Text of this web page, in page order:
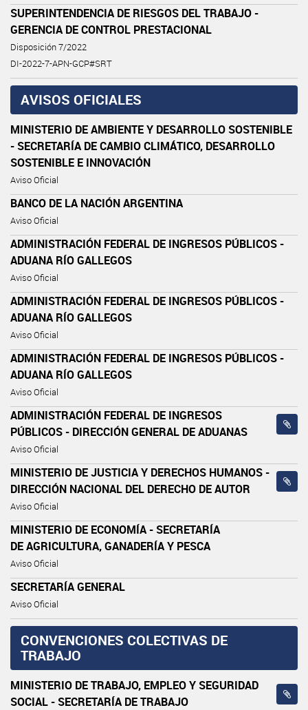
SUPERINTENDENCIA DE RIESGOS DEL TRABAJO -
GERENCIA DE CONTROL PRESTACIONAL
Disposición 7/2022
DI-2022-7-APN-GCP#SRT
AVISOS OFICIALES
MINISTERIO DE AMBIENTE Y DESARROLLO SOSTENIBLE
- SECRETARÍA DE CAMBIO CLIMÁTICO, DESARROLLO
SOSTENIBLE E INNOVACIÓN
Aviso Oficial
BANCO DE LA NACIÓN ARGENTINA
Aviso Oficial
ADMINISTRACIÓN FEDERAL DE INGRESOS PÚBLICOS -
ADUANA RÍO GALLEGOS
Aviso Oficial
ADMINISTRACIÓN FEDERAL DE INGRESOS PÚBLICOS -
ADUANA RÍO GALLEGOS
Aviso Oficial
ADMINISTRACIÓN FEDERAL DE INGRESOS PÚBLICOS -
ADUANA RÍO GALLEGOS
Aviso Oficial
ADMINISTRACIÓN FEDERAL DE INGRESOS
PÚBLICOS - DIRECCIÓN GENERAL DE ADUANAS
Aviso Oficial
MINISTERIO DE JUSTICIA Y DERECHOS HUMANOS -
DIRECCIÓN NACIONAL DEL DERECHO DE AUTOR
Aviso Oficial
MINISTERIO DE ECONOMÍA - SECRETARÍA
DE AGRICULTURA, GANADERÍA Y PESCA
Aviso Oficial
SECRETARÍA GENERAL
Aviso Oficial
CONVENCIONES COLECTIVAS DE
TRABAJO
MINISTERIO DE TRABAJO, EMPLEO Y SEGURIDAD
SOCIAL - SECRETARÍA DE TRABAJO